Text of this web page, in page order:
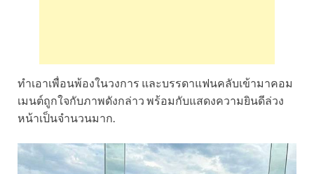
ทำเอาเพื่อนพ้องในวงการ และบรรดาแฟนคลับเข้ามาคอม
เมนต์ถูกใจกับภาพดังกล่าว พร้อมกับแสดงความยินดีล่วง
หน้าเป็นจำนวนมาก.